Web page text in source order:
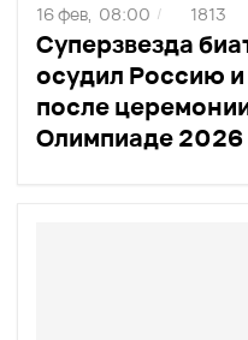
Суперзвезда
осудил Россию
после
Олимпиаде 2026
16 фев, 08:00 / 1813